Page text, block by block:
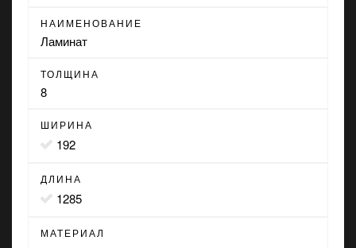
НАИМЕНОВАНИЕ
Ламинат
ТОЛЩИНА
8
ШИРИНА
192
ДЛИНА
1285
МАТЕРИАЛ